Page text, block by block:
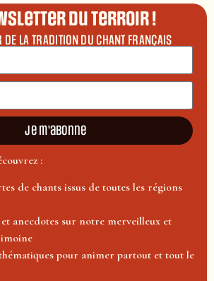
du terroir !
LA TRADITION DU CHANT FRANÇAIS
Je m'abonne
:
de chants issus de toutes les régions
anecdotes sur notre merveilleux et
pour animer partout et tout le